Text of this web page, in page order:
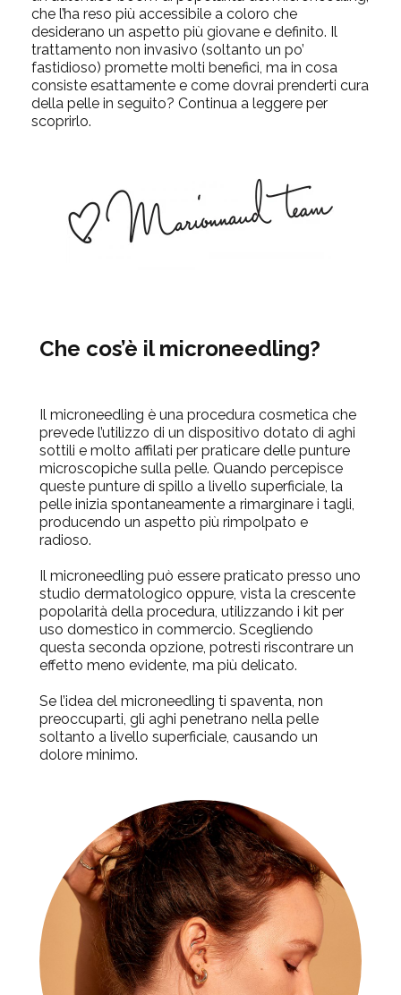
che l’ha reso più accessibile a coloro che
desiderano un aspetto più giovane e definito. Il
trattamento non invasivo (soltanto un po’
fastidioso) promette molti benefici, ma in cosa
consiste esattamente e come dovrai prenderti cura
della pelle in seguito? Continua a leggere per
scoprirlo.
Che cos’è il microneedling?
Il microneedling è una procedura cosmetica che
prevede l’utilizzo di un dispositivo dotato di aghi
sottili e molto affilati per praticare delle punture
microscopiche sulla pelle. Quando percepisce
queste punture di spillo a livello superficiale, la
pelle inizia spontaneamente a rimarginare i tagli,
producendo un aspetto più rimpolpato e
radioso.
Il microneedling può essere praticato presso uno
studio dermatologico oppure, vista la crescente
popolarità della procedura, utilizzando i kit per
uso domestico in commercio. Scegliendo
questa seconda opzione, potresti riscontrare un
effetto meno evidente, ma più delicato.
Se l’idea del microneedling ti spaventa, non
preoccuparti, gli aghi penetrano nella pelle
soltanto a livello superficiale, causando un
dolore minimo.